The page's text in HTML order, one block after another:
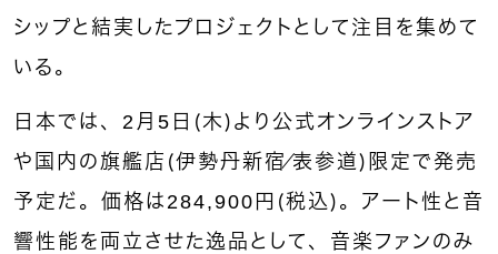
シップと結実したプロジェクトとして注目を集めて
いる。
日本では、2月5日（木）より公式オンラインストア
や国内の旗艦店（伊勢丹新宿／表参道）限定で発売
予定だ。価格は284,900円（税込）。アート性と音
響性能を両立させた逸品として、音楽ファンのみ